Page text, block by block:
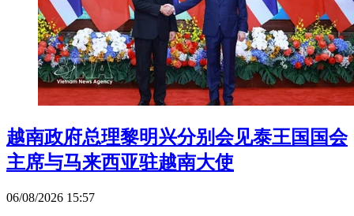
越南政府总理黎明兴分别会见泰王国国会
主席与马来西亚驻越南大使
06/08/2026 15:57